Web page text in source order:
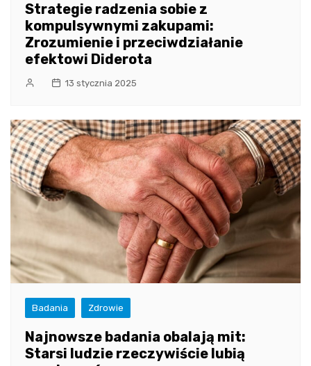
Strategie radzenia sobie z
kompulsywnymi zakupami:
Zrozumienie i przeciwdziałanie
efektowi Diderota
13 stycznia 2025
Badania Zdrowie
Najnowsze badania obalają mit:
Starsi ludzie rzeczywiście lubią